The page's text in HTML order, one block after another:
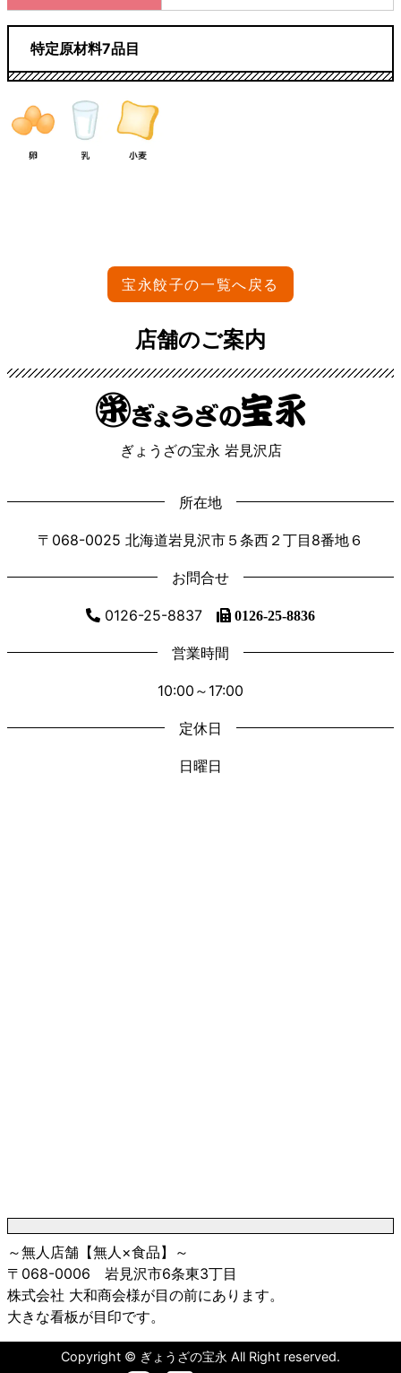
特定原材料7品目
宝永餃子の一覧へ戻る
店舗のご案内
ぎょうざの宝永 岩見沢店
所在地
〒068-0025 北海道岩見沢市５条西２丁目8番地６
お問合せ
0126-25-8837 0126-25-8836
営業時間
10:00～17:00
定休日
日曜日
～無人店舗【無人×食品】～
〒068-0006 岩見沢市6条東3丁目
株式会社 大和商会様が目の前にあります。
大きな看板が目印です。
Copyright © ぎょうざの宝永 All Right reserved.